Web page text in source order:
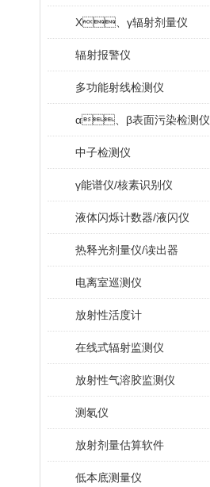
X、γ辐射剂量仪
辐射报警仪
多功能射线检测仪
α、β表面污染检测仪
中子检测仪
γ能谱仪/核素识别仪
液体闪烁计数器/液闪仪
热释光剂量仪/读出器
电离室巡测仪
放射性活度计
在线式辐射监测仪
放射性气溶胶监测仪
测氡仪
放射剂量估算软件
低本底测量仪